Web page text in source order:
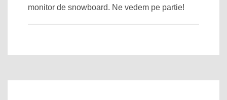
monitor de snowboard. Ne vedem pe partie!